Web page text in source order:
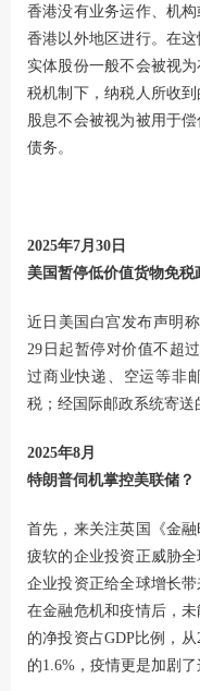
香港没有业务运作、机
香港以外地区进行。在
实体股份一般不会被视
税机制下，纳税人所收
股息不会被视为被用于
债务。
2025年7月30日
美国暂停低价值货物免税
近日美国白宫发布声明
29日起暂停对价值不超
过商业快递、空运等非
税；经国际邮政系统寄送
2025年8月
特朗普伺机掌控美联储？
首先，来关注英国《金
疲软的企业投资正威胁
企业投资正给全球增长
在金融危机和疫情后，
的净投资占GDP比例，
的1.6%，疫情更是加剧了